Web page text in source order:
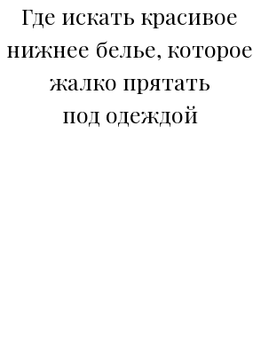
Где искать красивое
нижнее белье, которое
жалко прятать
под одеждой